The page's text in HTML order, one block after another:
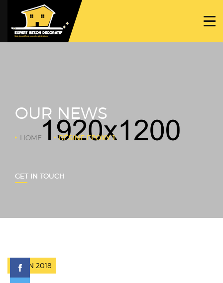
PROJETS
NOUS CONTACTER
OUR NEWS
HOME RÉSINE EPOXY 1
GET IN TOUCH
2 JUIN 2018